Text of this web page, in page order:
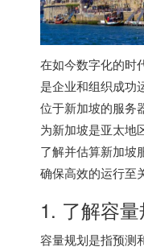
在如今数字化的时
是企业和组织成功
位于新加坡的服务
为新加坡是亚太地
了解并估算新加坡
确保高效的运行至
1. 了解容
容量规划是指预测